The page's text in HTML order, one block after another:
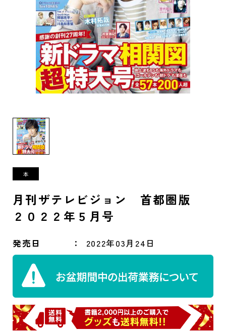
月刊ザテレビジョン 首都圏版
２０２２年５月号
発売日 2022年03月24日